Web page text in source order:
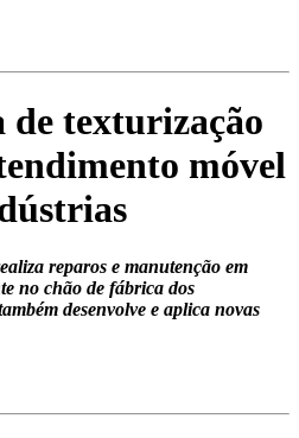
de texturização
móvel
reparos e manutenção em
no chão de fábrica dos
desenvolve e aplica novas